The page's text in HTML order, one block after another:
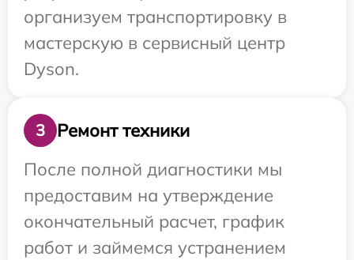
организуем транспортировку в
мастерскую в сервисный центр
Dyson.
3
Ремонт техники
После полной диагностики мы
предоставим на утверждение
окончательный расчет, график
работ и займемся устранением